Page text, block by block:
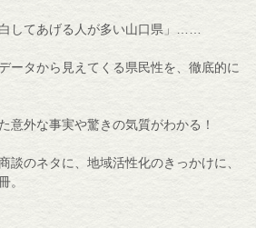
してあげる人が多い山口県」……
ータから見えてくる県民性を、徹底的に
外な事実や驚きの気質がわかる！
のネタに、地域活性化のきっかけに、
。